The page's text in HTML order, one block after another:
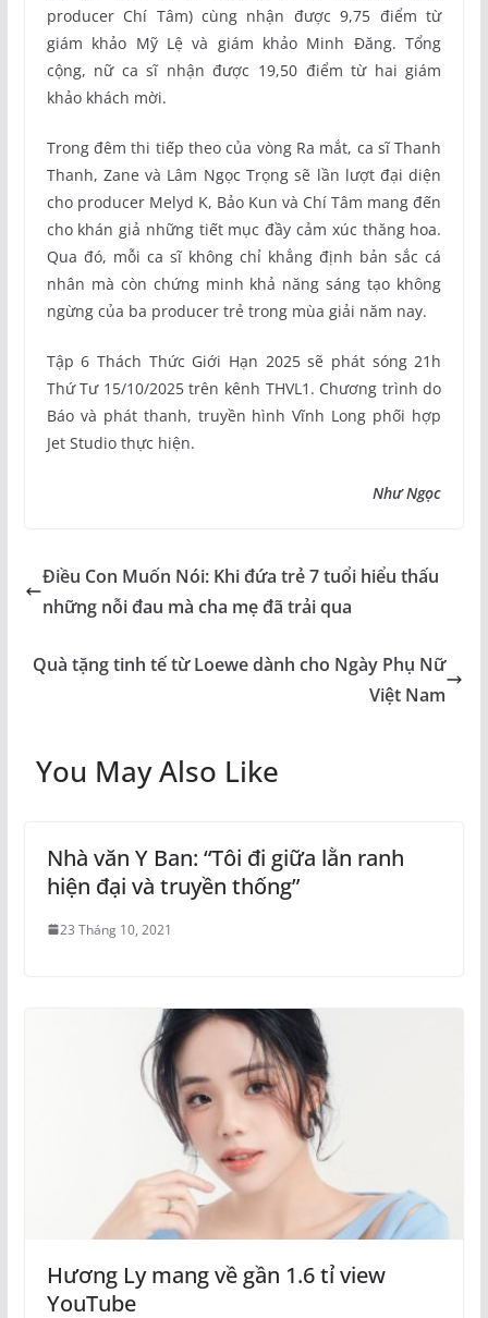
producer Chí Tâm) cùng nhận được 9,75 điểm từ
giám khảo Mỹ Lệ và giám khảo Minh Đăng. Tổng
cộng, nữ ca sĩ nhận được 19,50 điểm từ hai giám
khảo khách mời.
Trong đêm thi tiếp theo của vòng Ra mắt, ca sĩ Thanh
Thanh, Zane và Lâm Ngọc Trọng sẽ lần lượt đại diện
cho producer Melyd K, Bảo Kun và Chí Tâm mang đến
cho khán giả những tiết mục đầy cảm xúc thăng hoa.
Qua đó, mỗi ca sĩ không chỉ khẳng định bản sắc cá
nhân mà còn chứng minh khả năng sáng tạo không
ngừng của ba producer trẻ trong mùa giải năm nay.
Tập 6 Thách Thức Giới Hạn 2025 sẽ phát sóng 21h
Thứ Tư 15/10/2025 trên kênh THVL1. Chương trình do
Báo và phát thanh, truyền hình Vĩnh Long phối hợp
Jet Studio thực hiện.
Như Ngọc
Điều Con Muốn Nói: Khi đứa trẻ 7 tuổi hiểu thấu
những nỗi đau mà cha mẹ đã trải qua
Quà tặng tinh tế từ Loewe dành cho Ngày Phụ Nữ
Việt Nam
You May Also Like
Nhà văn Y Ban: “Tôi đi giữa lằn ranh
hiện đại và truyền thống”
23 Tháng 10, 2021
Hương Ly mang về gần 1.6 tỉ view
YouTube